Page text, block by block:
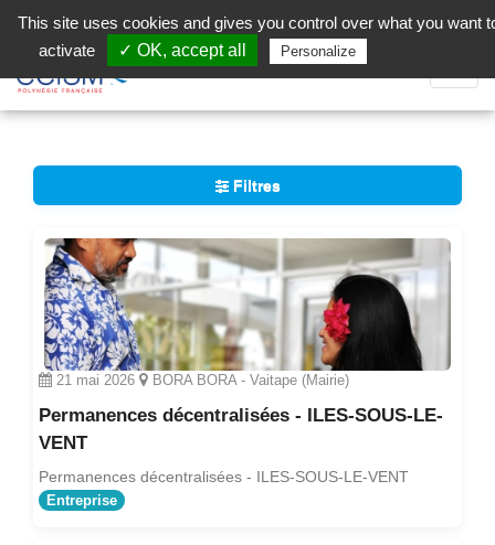
Facebook (Customer Chat) is disabled.
la
Filtres
21 mai 2026 BORA BORA - Vaitape (Mairie)
Permanences décentralisées - ILES-SOUS-LE-
VENT
Permanences décentralisées - ILES-SOUS-LE-VENT
Entreprise
This site uses cookies and gives you control over what you want
activate
✓ OK, accept all Personalize